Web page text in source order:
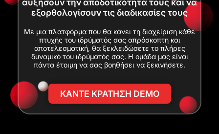
εξορθολογίσουν τις διαδικασίες τους
Με μια πλατφόρμα που θα κάνει τη διαχείριση κάθε
πτυχής του ιδρύματός σας απρόσκοπτη και
αποτελεσματική, θα ξεκλειδώσετε το πλήρες
δυναμικό του ιδρύματός σας. Η ομάδα μας είναι
πάντα έτοιμη να σας βοηθήσει να ξεκινήσετε.
ΚΑΝΤΕ ΚΡΑΤΗΣΗ DEMO